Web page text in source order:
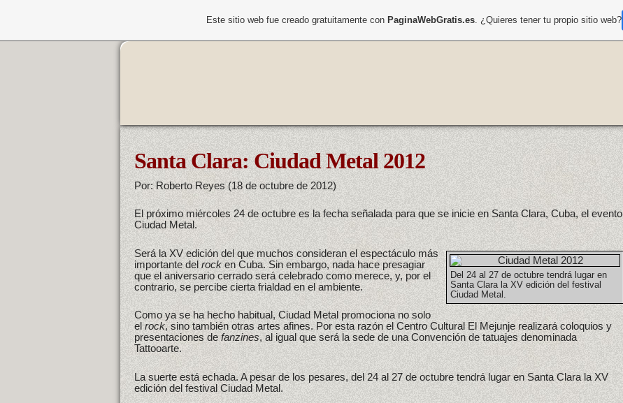
Santa Clara: Ciudad Metal 2012
Por: Roberto Reyes (18 de octubre de 2012)
El próximo miércoles 24 de octubre es la fecha señalada para que se inicie en Santa Clara, Cuba, el evento
Ciudad Metal.
Del 24 al 27 de octubre tendrá lugar en
Santa Clara la XV edición del festival
Ciudad Metal.
Será la XV edición del que muchos consideran el espectáculo más
importante delrocken Cuba. Sin embargo, nada hace presagiar
que el aniversario cerrado será celebrado como merece, y, por el
contrario, se percibe cierta frialdad en el ambiente.
Como ya se ha hecho habitual, Ciudad Metal promociona no solo
elrock, sino también otras artes afines. Por esta razón el Centro Cultural El Mejunje realizará coloquios y
presentaciones defanzines, al igual que será la sede de una Convención de tatuajes denominada
Tattooarte.
La suerte está echada. A pesar de los pesares, del 24 al 27 de octubre tendrá lugar en Santa Clara la XV
edición del festival Ciudad Metal.
Este sitio web fue creado gratuitamente con PaginaWebGratis.es. ¿Quieres tener tu propio sitio web?